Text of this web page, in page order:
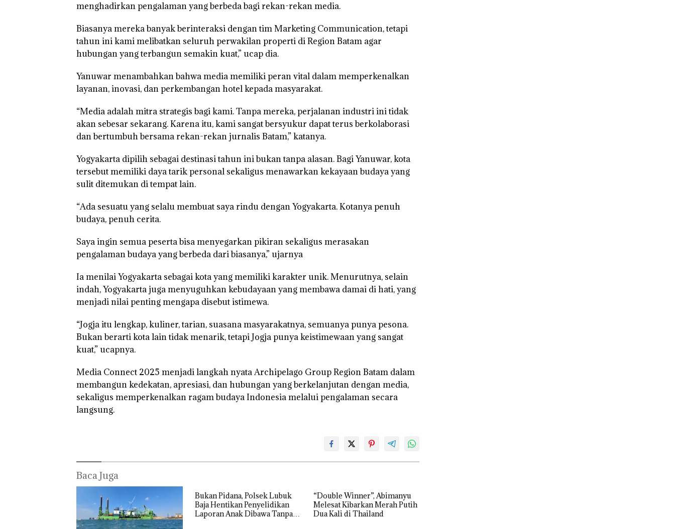
menghadirkan pengalaman yang berbeda bagi rekan-rekan media.
Biasanya mereka banyak berinteraksi dengan tim Marketing Communication, tetapi
tahun ini kami melibatkan seluruh perwakilan properti di Region Batam agar
hubungan yang terbangun semakin kuat,” ucap dia.
Yanuwar menambahkan bahwa media memiliki peran vital dalam memperkenalkan
layanan, inovasi, dan perkembangan hotel kepada masyarakat.
“Media adalah mitra strategis bagi kami. Tanpa mereka, perjalanan industri ini tidak
akan sebesar sekarang. Karena itu, kami sangat bersyukur dapat terus berkolaborasi
dan bertumbuh bersama rekan-rekan jurnalis Batam,” katanya.
Yogyakarta dipilih sebagai destinasi tahun ini bukan tanpa alasan. Bagi Yanuwar, kota
tersebut memiliki daya tarik personal sekaligus menawarkan kekayaan budaya yang
sulit ditemukan di tempat lain.
“Ada sesuatu yang selalu membuat saya rindu dengan Yogyakarta. Kotanya penuh
budaya, penuh cerita.
Saya ingin semua peserta bisa menyegarkan pikiran sekaligus merasakan
pengalaman budaya yang berbeda dari biasanya,” ujarnya
Ia menilai Yogyakarta sebagai kota yang memiliki karakter unik. Menurutnya, selain
indah, Yogyakarta juga menyuguhkan kebudayaan yang membawa damai di hati, yang
menjadi nilai penting mengapa disebut istimewa.
“Jogja itu lengkap, kuliner, tarian, suasana masyarakatnya, semuanya punya pesona.
Bukan berarti kota lain tidak menarik, tetapi Jogja punya keistimewaan yang sangat
kuat,” ucapnya.
Media Connect 2025 menjadi langkah nyata Archipelago Group Region Batam dalam
membangun kedekatan, apresiasi, dan hubungan yang berkelanjutan dengan media,
sekaligus memperkenalkan ragam budaya Indonesia melalui pengalaman secara
langsung.
Baca Juga
Bukan Pidana, Polsek Lubuk
Baja Hentikan Penyelidikan
Laporan Anak Dibawa Tanpa
“Double Winner”, Abimanyu
Melesat Kibarkan Merah Putih
Dua Kali di Thailand